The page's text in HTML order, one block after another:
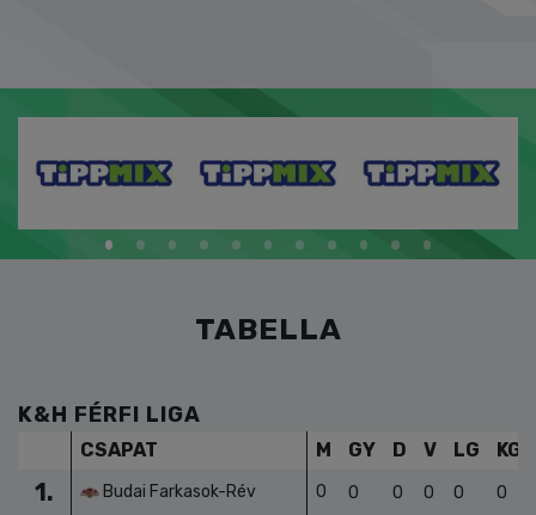
CSAPAT M GY D V LG KG